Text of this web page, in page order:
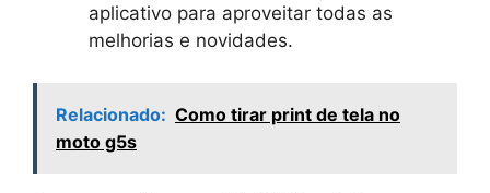
aplicativo para aproveitar todas as
melhorias e novidades.
Relacionado: Como tirar print de tela no
moto g5s